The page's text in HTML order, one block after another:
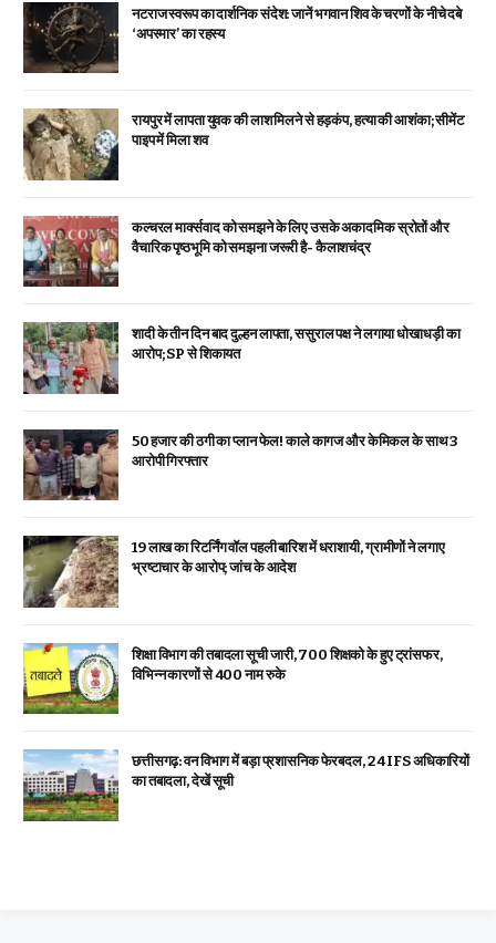
नटराज स्वरूप का दार्शनिक संदेश: जानें भगवान शिव के चरणों के नीचे दबे
‘अपस्मार’ का रहस्य
रायपुर में लापता युवक की लाश मिलने से हड़कंप, हत्या की आशंका; सीमेंट
पाइप में मिला शव
कल्चरल मार्क्सवाद को समझने के लिए उसके अकादमिक स्रोतों और
वैचारिक पृष्ठभूमि को समझना जरूरी है- कैलाशचंद्र
शादी के तीन दिन बाद दुल्हन लापता, ससुराल पक्ष ने लगाया धोखाधड़ी का
आरोप; SP से शिकायत
₹50 हजार की ठगी का प्लान फेल! काले कागज और केमिकल के साथ 3
आरोपी गिरफ्तार
19 लाख का रिटर्निंग वॉल पहली बारिश में धराशायी, ग्रामीणों ने लगाए
भ्रष्टाचार के आरोप; जांच के आदेश
शिक्षा विभाग की तबादला सूची जारी, 700 शिक्षको के हुए ट्रांसफर,
विभिन्न कारणों से 400 नाम रुके
छत्तीसगढ़: वन विभाग में बड़ा प्रशासनिक फेरबदल, 24 IFS अधिकारियों
का तबादला, देखें सूची